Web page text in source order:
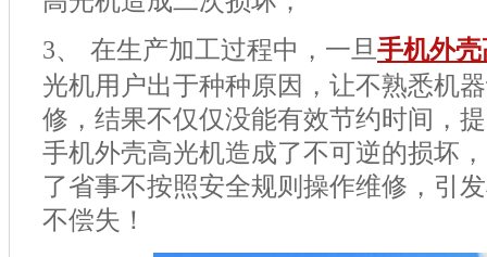
3、
在生产加工过程中，一旦手机外
光机用户出于种种原因，让不熟悉机
修，结果不仅仅没能有效节约时间，
手机外壳高光机造成了不可逆的损坏
了省事不按照安全规则操作维修，引
不偿失！